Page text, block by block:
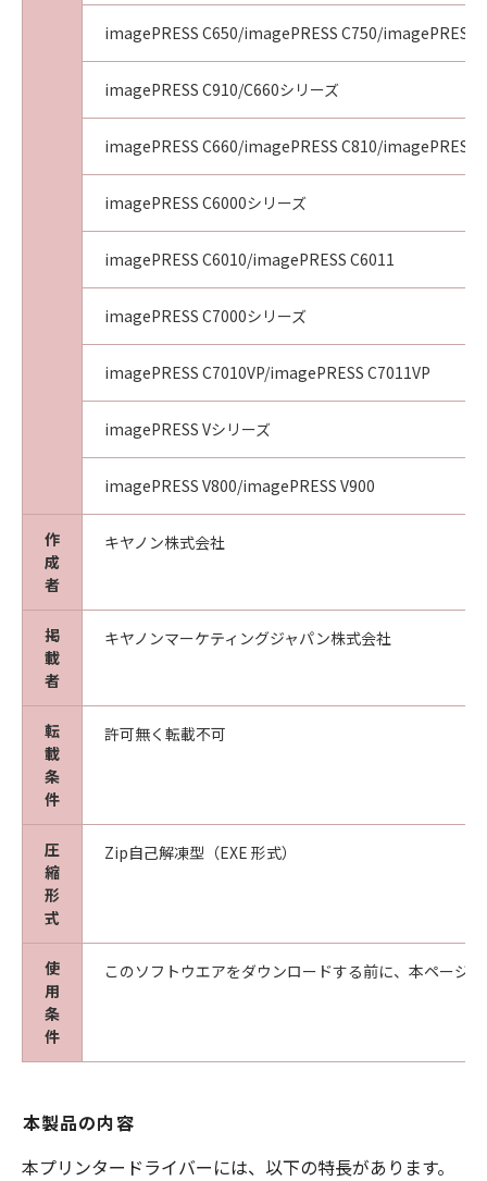
imagePRESS C650/imagePRESS C750/imagePRESS
imagePRESS C910/C660シリーズ
imagePRESS C660/imagePRESS C810/imagePRESS
imagePRESS C6000シリーズ
imagePRESS C6010/imagePRESS C6011
imagePRESS C7000シリーズ
imagePRESS C7010VP/imagePRESS C7011VP
imagePRESS Vシリーズ
imagePRESS V800/imagePRESS V900
作
成
者
キヤノン株式会社
掲
載
者
キヤノンマーケティングジャパン株式会社
転
載
条
件
許可無く転載不可
圧
縮
形
式
Zip自己解凍型（EXE 形式）
使
用
条
件
このソフトウエアをダウンロードする前に、本ページ
本製品の内容
本プリンタードライバーには、以下の特長があります。